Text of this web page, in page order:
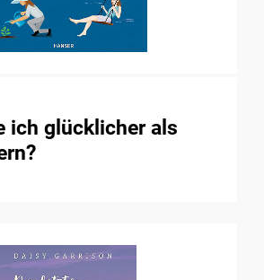
ich glücklicher als